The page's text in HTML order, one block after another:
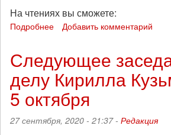
На чтениях вы сможете:
Подробнее
пройдут
онлайн
25
октября
Добавить комментарий
Следующее
делу Кирилла
5 октября
27 сентября, 2020 - 21:37 - Редакция